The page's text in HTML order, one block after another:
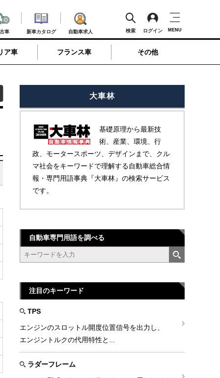
車 新車カタログ 自動車求人 検索 ログイン MENU
ア車 フランス車 その他
大車林
基礎原理から最新技
術、産業、環境、行
政、モータースポーツ、デザインまで、クル
マ社会をキーワードで理解する自動車総合情
報・専門用語事典『大車林』の検索サービス
です。
自動車専門用語を調べる
注目のキーワード
TPS
エンジンのスロットル開度位置信号を出力し、
エンジントルクの代用特性と...
ラダーフレーム